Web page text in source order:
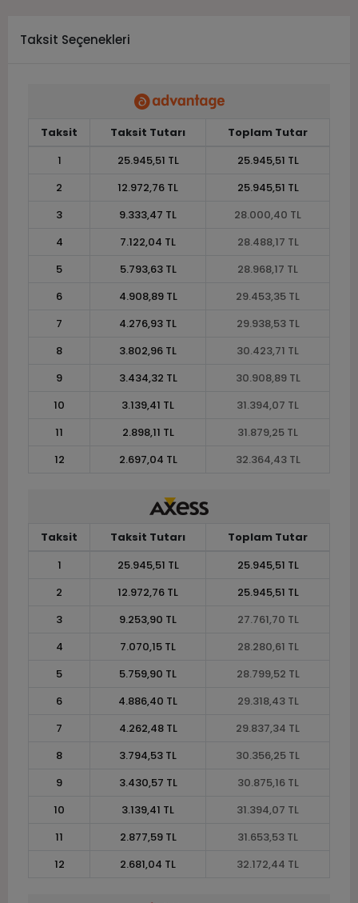
Taksit Seçenekleri
Taksit Taksit Tutarı
Toplam Tutar
1
25.945,51 TL
25.945,51 TL
2
12.972,76 TL
25.945,51 TL
3
9.333,47 TL
28.000,40 TL
4
7.122,04 TL
28.488,17 TL
5
5.793,63 TL
28.968,17 TL
6
4.908,89 TL
29.453,35 TL
7
4.276,93 TL
29.938,53 TL
8
3.802,96 TL
30.423,71 TL
9
3.434,32 TL
30.908,89 TL
10
3.139,41 TL
31.394,07 TL
11
2.898,11 TL
31.879,25 TL
12
2.697,04 TL 32.364,43 TL
Taksit Taksit Tutarı
Toplam Tutar
1
25.945,51 TL
25.945,51 TL
2
12.972,76 TL
25.945,51 TL
3
9.253,90 TL
27.761,70 TL
4
7.070,15 TL
28.280,61 TL
5
5.759,90 TL
28.799,52 TL
6
4.886,40 TL
29.318,43 TL
7
4.262,48 TL
29.837,34 TL
8
3.794,53 TL
30.356,25 TL
9
3.430,57 TL
30.875,16 TL
10
3.139,41 TL
31.394,07 TL
11
2.877,59 TL
31.653,53 TL
12
2.681,04 TL 32.172,44 TL